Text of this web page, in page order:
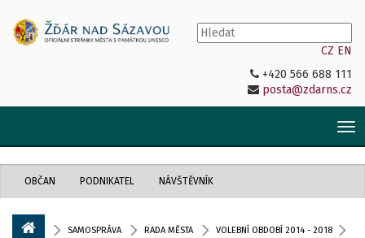
CZ EN
+420 566 688 111
posta@zdarns.cz
OBČAN PODNIKATEL NÁVŠTĚVNÍK
SAMOSPRÁVA RADA MĚSTA
VOLEBNÍ OBDOBÍ 2014 - 2018